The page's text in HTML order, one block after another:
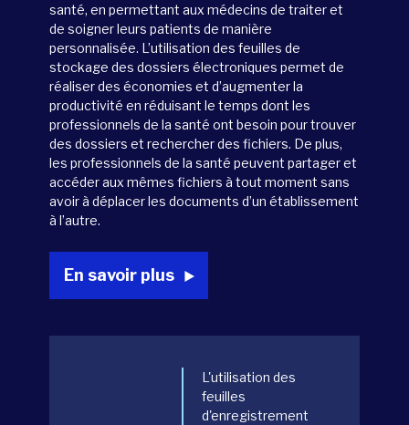
santé, en permettant aux médecins de traiter et
de soigner leurs patients de manière
personnalisée. L’utilisation des feuilles de
stockage des dossiers électroniques permet de
réaliser des économies et d’augmenter la
productivité en réduisant le temps dont les
professionnels de la santé ont besoin pour trouver
des dossiers et rechercher des fichiers. De plus,
les professionnels de la santé peuvent partager et
accéder aux mêmes fichiers à tout moment sans
avoir à déplacer les documents d’un établissement
à l’autre.
En savoir plus
L'utilisation des
feuilles
d'enregistrement